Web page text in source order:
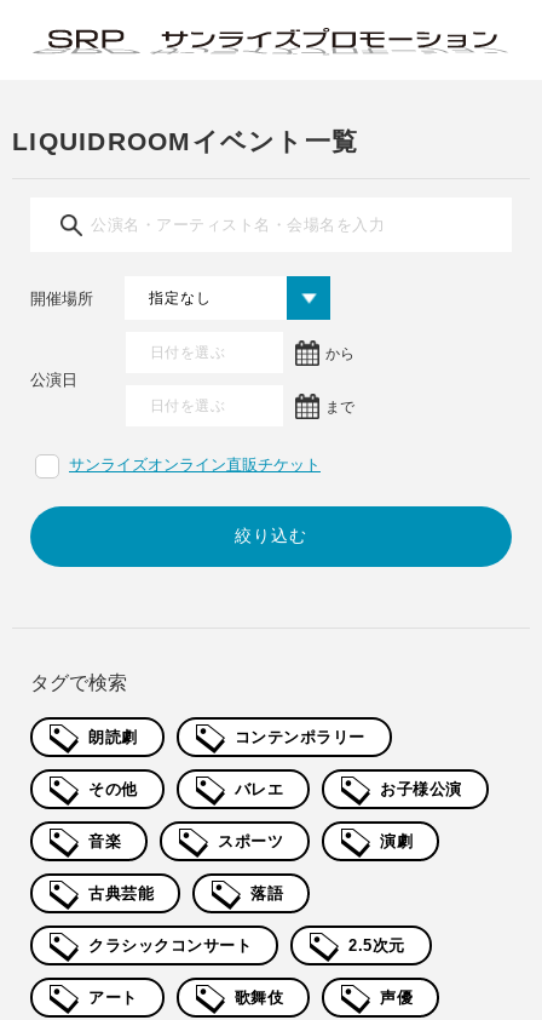
LIQUIDROOMイベント一覧
公演日
から
まで
開催場所
サンライズオンライン直販チケット
タグで検索
朗読劇 コンテンポラリー
その他 バレエ お子様公演
音楽 スポーツ 演劇
古典芸能 落語
クラシックコンサート 2.5次元
アート 歌舞伎 声優